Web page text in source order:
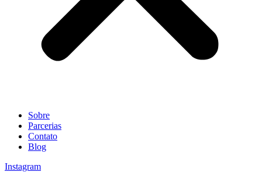
Sobre
Parcerias
Contato
Blog
Instagram